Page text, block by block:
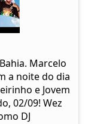
Marcelo
a noite do dia
e Jovem
02/09! Wez
DJ